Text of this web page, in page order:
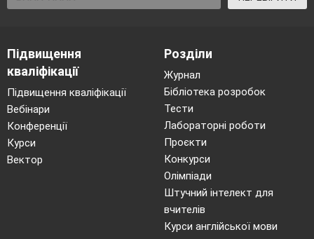
Підвищення
кваліфікації
Підвищення кваліфікації
Вебінари
Конференції
Курси
Вектор
Розділи
Журнал
Бібліотека розробок
Тести
Лабораторні роботи
Проєкти
Конкурси
Олімпіади
Штучний інтелект для
вчителів
Курси англійської мови